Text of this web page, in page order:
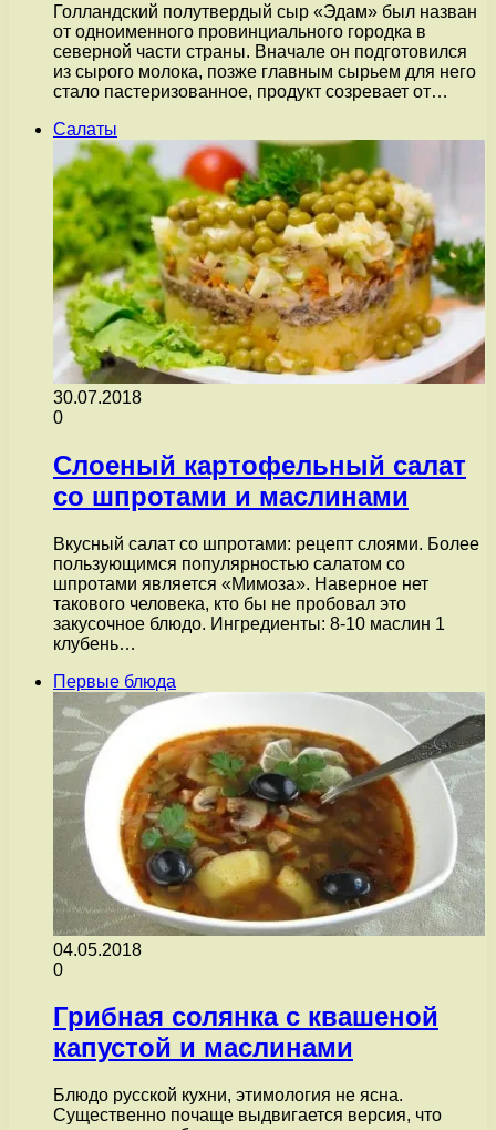
Голландский полутвердый сыр «Эдам» был назван
от одноименного провинциального городка в
северной части страны. Вначале он подготовился
из сырого молока, позже главным сырьем для него
стало пастеризованное, продукт созревает от…
Салаты
30.07.2018
0
Слоеный картофельный салат
со шпротами и маслинами
Вкусный салат со шпротами: рецепт слоями. Более
пользующимся популярностью салатом со
шпротами является «Мимоза». Наверное нет
такового человека, кто бы не пробовал это
закусочное блюдо. Ингредиенты: 8-10 маслин 1
клубень…
Первые блюда
04.05.2018
0
Грибная солянка с квашеной
капустой и маслинами
Блюдо русской кухни, этимология не ясна.
Существенно почаще выдвигается версия, что